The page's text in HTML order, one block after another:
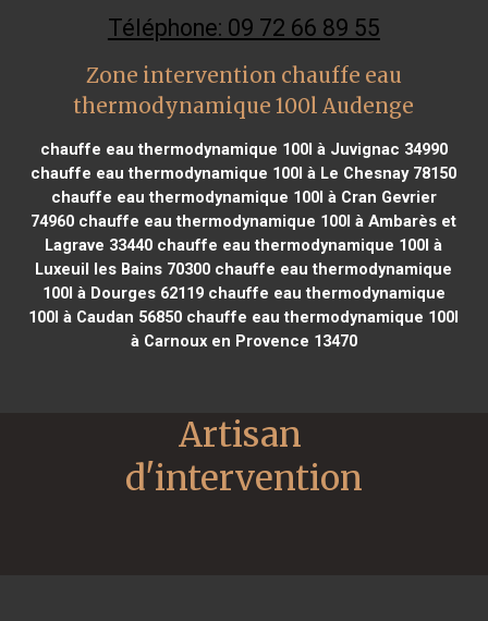
Téléphone: 09 72 66 89 55
Zone intervention chauffe eau
thermodynamique 100l Audenge
chauffe eau thermodynamique 100l à Juvignac 34990
chauffe eau thermodynamique 100l à Le Chesnay 78150
chauffe eau thermodynamique 100l à Cran Gevrier
74960 chauffe eau thermodynamique 100l à Ambarès et
Lagrave 33440 chauffe eau thermodynamique 100l à
Luxeuil les Bains 70300 chauffe eau thermodynamique
100l à Dourges 62119chauffe eau thermodynamique
100l à Caudan 56850 chauffe eau thermodynamique 100l
à Carnoux en Provence 13470
Artisan
d'intervention